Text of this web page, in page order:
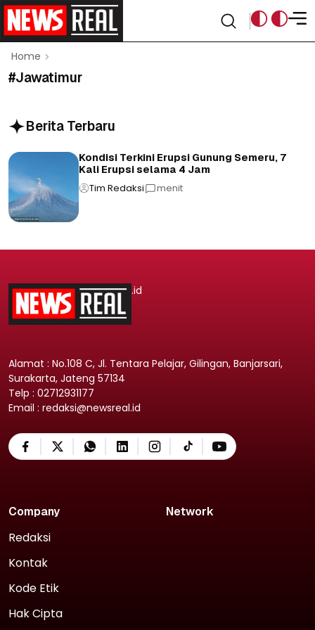
Home
#Jawatimur
Berita Terbaru
Kondisi Terkini Erupsi Gunung Semeru, 7
Kali Erupsi selama 4 Jam
Tim Redaksi menit
.id
Alamat : No.108 C, Jl. Tentara Pelajar, Gilingan, Banjarsari,
Surakarta, Jateng 57134
Telp : 02712931177
Email : redaksi@newsreal.id
Company
Redaksi
Kontak
Kode Etik
Hak Cipta
Network